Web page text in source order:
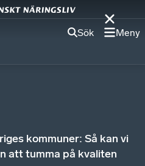
Sök Meny
kommuner: Så kan vi
att tumma på kvaliten